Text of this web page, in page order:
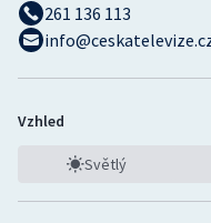
261 136 113
Vzhled
Světlý